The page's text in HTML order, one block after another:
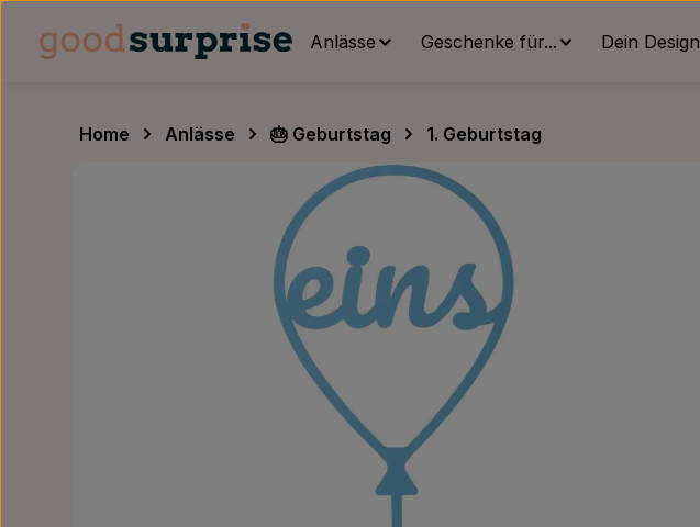
Hauptinhalt springen
Zur Hauptnavigation springen
Anlässe Geschenke für... Dein Design
Home Anlässe 🎂 Geburtstag
1. Geburtstag